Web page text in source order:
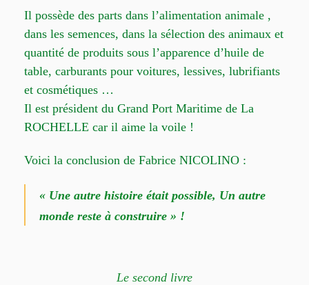
Il possède des parts dans l’alimentation animale ,
dans les semences, dans la sélection des animaux et
quantité de produits sous l’apparence d’huile de
table, carburants pour voitures, lessives, lubrifiants
et cosmétiques …
Il est président du Grand Port Maritime de La
ROCHELLE car il aime la voile !
Voici la conclusion de Fabrice NICOLINO :
« Une autre histoire était possible, Un autre
monde reste à construire » !
Le second livre